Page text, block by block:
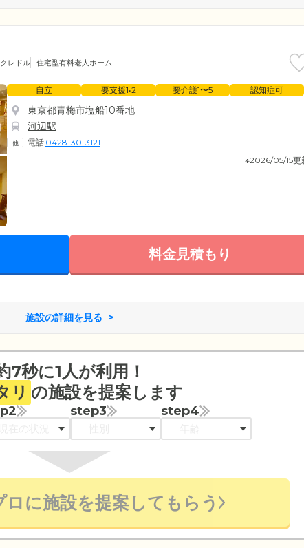
レドル 住宅型有料老人ホーム
自立 要支援1•2 要介護1〜5 認知症可
東京都青梅市塩船10番地
河辺駅
電話 0428-30-3121
※2026/05/15更
料金見積もり
施設の詳細を見る
7秒に1人が利用！
リ の施設を提案します
step3 step4
ロに施設を提案してもらう